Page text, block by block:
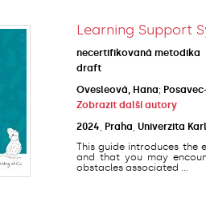
Learning Support
necertifikovaná metodika
draft
Ovesleová, Hana;
Zobrazit další autory
2024
Praha Univerzita
This guide introduces the
and that you may
obstacles associated ...